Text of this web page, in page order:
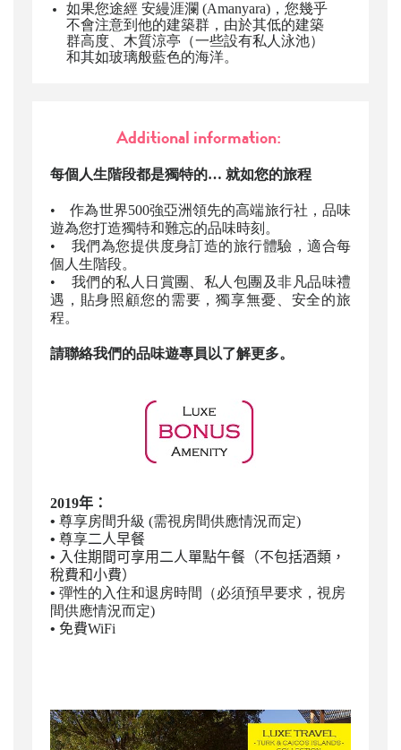
如果您途經 安縵涯瀾 (Amanyara)，您幾乎
不會注意到他的建築群，由於其低的建築
群高度、木質涼亭（一些設有私人泳池）
和其如玻璃般藍色的海洋。
Additional information:
每個人生階段都是獨特的… 就如您的旅程
• 作為世界500強亞洲領先的高端旅行社，品味
遊為您打造獨特和難忘的品味時刻。
• 我們為您提供度身訂造的旅行體驗，適合每
個人生階段。
• 我們的私人日賞團、私人包團及非凡品味禮
遇，貼身照顧您的需要，獨享無憂、安全的旅
程。
請聯絡我們的品味遊專員以了解更多。
2019年：
• 尊享房間升級 (需視房間供應情況而定)
• 尊享二人早餐
• 入住期間可享用二人單點午餐（不包括酒類，
稅費和小費）
• 彈性的入住和退房時間（必須預早要求，視房
間供應情況而定)
• 免費WiFi